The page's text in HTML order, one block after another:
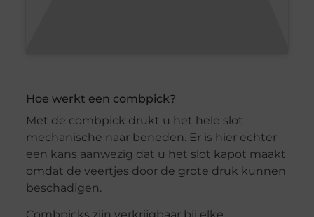
Hoe werkt een combpick?
Met de combpick drukt u het hele slot
mechanische naar beneden. Er is hier echter
een kans aanwezig dat u het slot kapot maakt
omdat de veertjes door de grote druk kunnen
beschadigen.